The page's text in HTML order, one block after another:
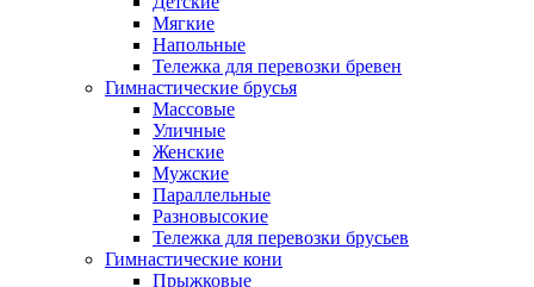
Мягкие
Напольные
Тележка для перевозки бревен
Гимнастические брусья
Массовые
Уличные
Женские
Мужские
Параллельные
Разновысокие
Тележка для перевозки брусьев
Гимнастические кони
Прыжковые